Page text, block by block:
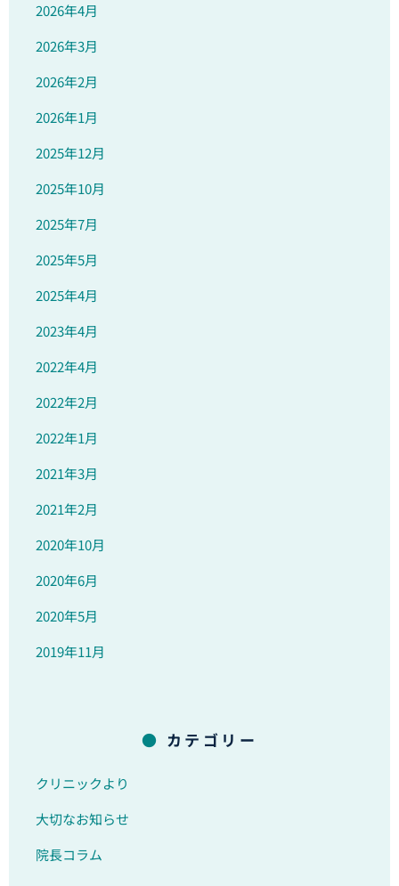
2026年4月
2026年3月
2026年2月
2026年1月
2025年12月
2025年10月
2025年7月
2025年5月
2025年4月
2023年4月
2022年4月
2022年2月
2022年1月
2021年3月
2021年2月
2020年10月
2020年6月
2020年5月
2019年11月
カテゴリー
クリニックより
大切なお知らせ
院長コラム